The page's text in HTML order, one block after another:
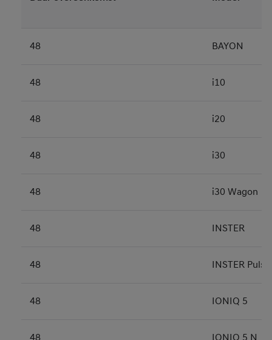
48 BAYON
48 i10
48 i20
48 i30
48 i30 Wagon
48 INSTER
48 INSTER
48 IONIQ 5
48 IONIQ 5 N